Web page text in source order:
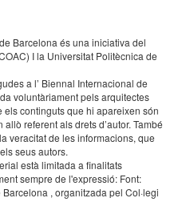
Barcelona és una iniciativa del
I la Universitat Politècnica de
a l’ Biennal Internacional de
voluntàriament pels arquitectes
continguts que hi apareixen són
referent als drets d’autor. També
veracitat de les informacions, que
seus autors.
està limitada a finalitats
sempre de l'expressió: Font:
, organitzada pel Col·legi